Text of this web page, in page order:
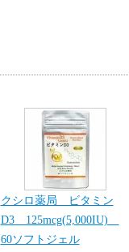
クシロ薬局 ビタミン
D3 125mcg(5,000IU)
60ソフトジェル